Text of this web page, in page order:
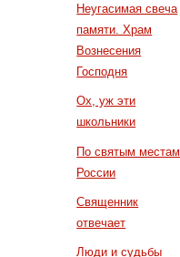
Неугасимая свеча
памяти. Храм
Вознесения
Господня
Ох, уж эти
школьники
По святым местам
России
Священник
отвечает
Люди и судьбы